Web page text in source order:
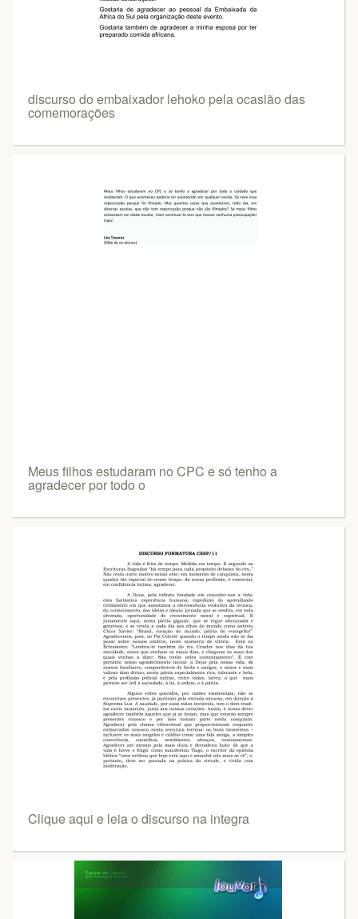
discurso do embaixador lehoko pela ocasião das
comemorações
Meus filhos estudaram no CPC e só tenho a
agradecer por todo o
Clique aqui e leia o discurso na integra